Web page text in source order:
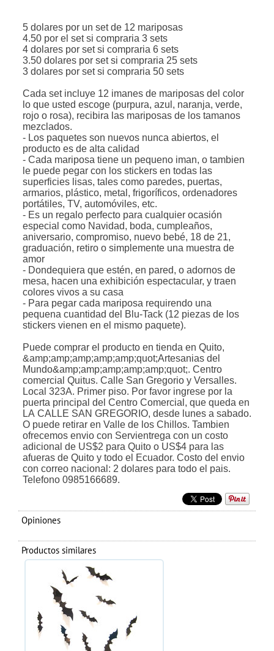
5 dolares por un set de 12 mariposas
4.50 por el set si compraria 3 sets
4 dolares por set si compraria 6 sets
3.50 dolares por set si compraria 25 sets
3 dolares por set si compraria 50 sets
Cada set incluye 12 imanes de mariposas del color
lo que usted escoge (purpura, azul, naranja, verde,
rojo o rosa), recibira las mariposas de los tamanos
mezclados.
- Los paquetes son nuevos nunca abiertos, el
producto es de alta calidad
- Cada mariposa tiene un pequeno iman, o tambien
le puede pegar con los stickers en todas las
superficies lisas, tales como paredes, puertas,
armarios, plástico, metal, frigoríficos, ordenadores
portátiles, TV, automóviles, etc.
- Es un regalo perfecto para cualquier ocasión
especial como Navidad, boda, cumpleaños,
aniversario, compromiso, nuevo bebé, 18 de 21,
graduación, retiro o simplemente una muestra de
amor
- Dondequiera que estén, en pared, o adornos de
mesa, hacen una exhibición espectacular, y traen
colores vivos a su casa
- Para pegar cada mariposa requirendo una
pequena cuantidad del Blu-Tack (12 piezas de los
stickers vienen en el mismo paquete).
Puede comprar el producto en tienda en Quito,
&amp;amp;amp;amp;amp;quot;Artesanias del
Mundo&amp;amp;amp;amp;amp;quot;. Centro
comercial Quitus. Calle San Gregorio y Versalles.
Local 323A. Primer piso. Por favor ingrese por la
puerta principal del Centro Comercial, que queda en
LA CALLE SAN GREGORIO, desde lunes a sabado.
O puede retirar en Valle de los Chillos. Tambien
ofrecemos envio con Servientrega con un costo
adicional de US$2 para Quito o US$4 para las
afueras de Quito y todo el Ecuador. Costo del envio
con correo nacional: 2 dolares para todo el pais.
Telefono 0985166689.
Opiniones
Productos similares